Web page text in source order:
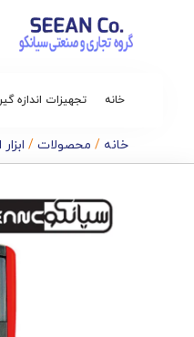
خانه تجهیزات اندازه
خانه / محصولات /